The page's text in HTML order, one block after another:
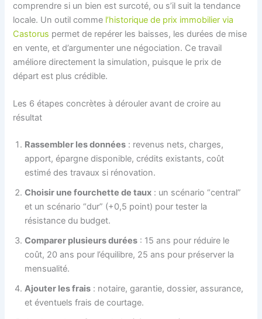
comprendre si un bien est surcoté, ou s’il suit la tendance
locale. Un outil comme l’historique de prix immobilier via
Castorus permet de repérer les baisses, les durées de mise
en vente, et d’argumenter une négociation. Ce travail
améliore directement la simulation, puisque le prix de
départ est plus crédible.
Les 6 étapes concrètes à dérouler avant de croire au
résultat
Rassembler les données : revenus nets, charges,
apport, épargne disponible, crédits existants, coût
estimé des travaux si rénovation.
Choisir une fourchette de taux : un scénario “central”
et un scénario “dur” (+0,5 point) pour tester la
résistance du budget.
Comparer plusieurs durées : 15 ans pour réduire le
coût, 20 ans pour l’équilibre, 25 ans pour préserver la
mensualité.
Ajouter les frais : notaire, garantie, dossier, assurance,
et éventuels frais de courtage.